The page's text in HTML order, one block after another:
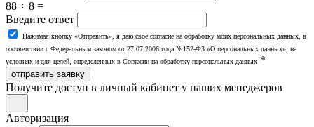
88 ÷ 8 =
Введите ответ
Нажимая кнопку «Отправить», я даю свое согласие на обработку моих персональных данных, в
соответствии с Федеральным законом от 27.07.2006 года №152-ФЗ «О персональных данных», на
условиях и для целей, определенных в Согласии на обработку персональных данных *
отправить заявку
Получите доступ в личный кабинет у наших менеджеров
Авторизация